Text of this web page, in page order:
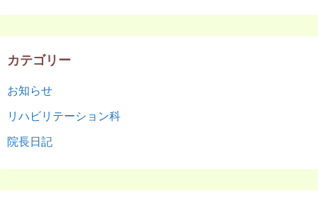
カテゴリー
お知らせ
リハビリテーション科
院長日記